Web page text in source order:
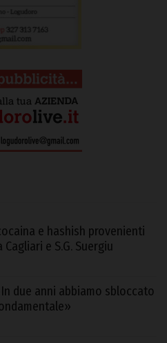
e hashish provenienti
e S.G. Suergiu
due anni abbiamo sbloccato